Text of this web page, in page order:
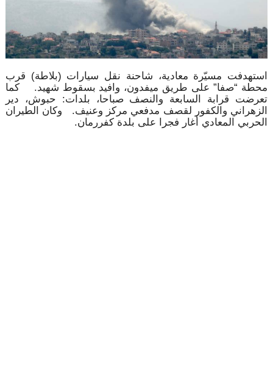
استهدفت مسيّرة معادية، شاحنة نقل سيارات (بلاطة) قرب
محطة “صفا” على طريق ميفدون، وافيد بسقوط شهيد. كما
تعرضت قرابة السابعة والنصف صباحا، بلدات: حبوش، دير
الزهراني والكفور لقصف مدفعي مركز وعنيف. وكان الطيران
الحربي المعادي أغار فجرا على بلدة كفررمان.